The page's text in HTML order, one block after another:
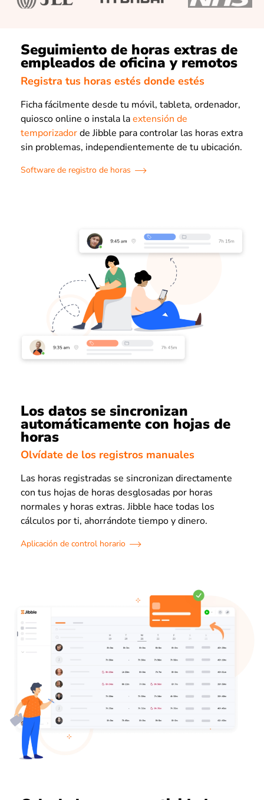
Seguimiento de horas extras de
empleados de oficina y remotos
Registra tus horas estés donde estés
Ficha fácilmente desde tu móvil, tableta, ordenador,
quiosco online o instala laextensión de
temporizadorde Jibble para controlar las horas extra
sin problemas, independientemente de tu ubicación.
Software de registro de horas
Los datos se sincronizan
automáticamente con hojas de
horas
Olvídate de los registros manuales
Las horas registradas se sincronizan directamente
con tus hojas de horas desglosadas por horas
normales y horas extras. Jibble hace todas los
cálculos por ti, ahorrándote tiempo y dinero.
Aplicación de control horario